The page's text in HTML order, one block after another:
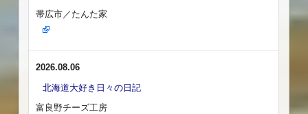
帯広市／たんた家
2026.08.06
北海道大好き日々の日記
富良野チーズ工房